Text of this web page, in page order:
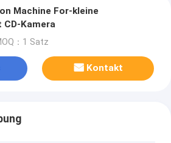
Machine For-kleine
Kamera
：1 Satz
Kontakt